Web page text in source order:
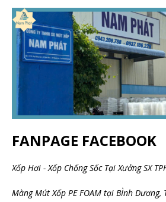
FANPAGE FACEBOOK
Xốp Hơi - Xốp Chống Sốc Tại Xưởng SX
Màng Mút Xốp PE FOAM tại BÌnh Dương,